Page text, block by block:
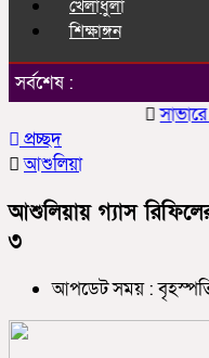
খেলাধুলা
শিক্ষাঙ্গন
সর্বশেষ :
সাভারে
প্রচ্ছদ
আশুলিয়া
আশুলিয়ায় গ্যাস
৩
আপডেট সময় :